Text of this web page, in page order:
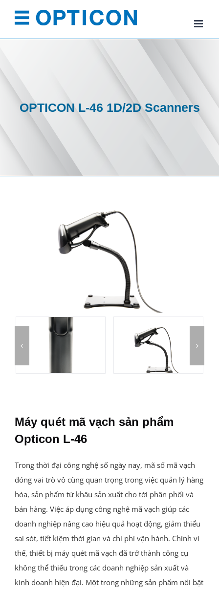
content
OPTICON L-46 1D/2D Scanners
Máy quét mã vạch sản phẩm
Opticon L-46
Trong thời đại công nghệ số ngày nay, mã số mã vạch
đóng vai trò vô cùng quan trọng trong việc quản lý hàng
hóa, sản phẩm từ khâu sản xuất cho tới phân phối và
bán hàng. Việc áp dụng công nghệ mã vạch giúp các
doanh nghiệp nâng cao hiệu quả hoạt động, giảm thiểu
sai sót, tiết kiệm thời gian và chi phí vận hành. Chính vì
thế, thiết bị máy quét mã vạch đã trở thành công cụ
không thể thiếu trong các doanh nghiệp sản xuất và
kinh doanh hiện đại. Một trong những sản phẩm nổi bật